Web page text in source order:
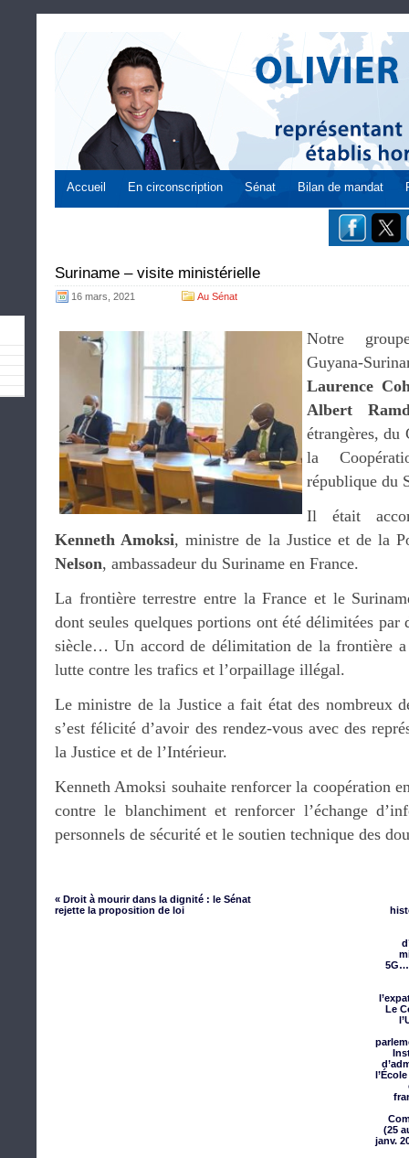
Accueil En circonscription Sénat Bilan de mandat
Suriname – visite ministérielle
16 mars, 2021 Au Sénat
Notre
Guyana-
Laurence
Albert
étrangères, du
la
république du
Il était
Kenneth Amoksi, ministre de la Justice et de la
Nelson, ambassadeur du Suriname en France.
La frontière terrestre entre la France et le
dont seules quelques portions ont été délimitées par
siècle… Un accord de délimitation de la frontière
lutte contre les trafics et l’orpaillage illégal.
Le ministre de la Justice a fait état des nombreux
s’est félicité d’avoir des rendez-vous avec des
la Justice et de l’Intérieur.
Kenneth Amoksi souhaite renforcer la coopération
contre le blanchiment et renforcer l’échange
personnels de sécurité et le soutien technique des
« Droit à mourir dans la dignité : le Sénat
rejette la proposition de loi
5G…
Le
(25
janv.